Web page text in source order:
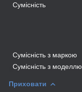
Сумісність
Сумісність з маркою
Сумісність з моделлю
Приховати